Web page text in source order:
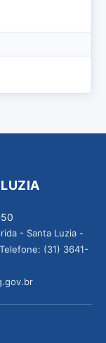
- Santa Luzia -
(31) 3641-